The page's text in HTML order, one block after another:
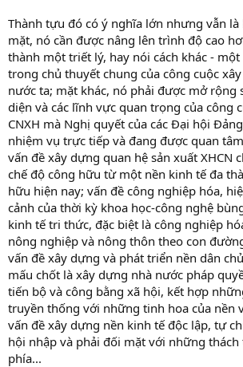
Thành tựu đó có ý nghĩa lớn nhưng vẫn là
mặt, nó cần được nâng lên trình độ cao
thành một triết lý, hay nói cách khác -
trong chủ thuyết chung của công cuộc
nước ta; mặt khác, nó phải được mở rộng
diện và các lĩnh vực quan trọng của công
CNXH mà Nghị quyết của các Đại hội
nhiệm vụ trực tiếp và đang được quan
vấn đề xây dựng quan hệ sản xuất XHCN
chế độ công hữu từ một nền kinh tế đa
hữu hiện nay; vấn đề công nghiệp hóa,
cảnh của thời kỳ khoa học-công nghệ
kinh tế tri thức, đặc biệt là công nghiệp
nông nghiệp và nông thôn theo con
vấn đề xây dựng và phát triển nền dân
mấu chốt là xây dựng nhà nước pháp
tiến bộ và công bằng xã hội, kết hợp
truyền thống với những tinh hoa của nền
vấn đề xây dựng nền kinh tế độc lập, tự
hội nhập và phải đối mặt với những
phía...